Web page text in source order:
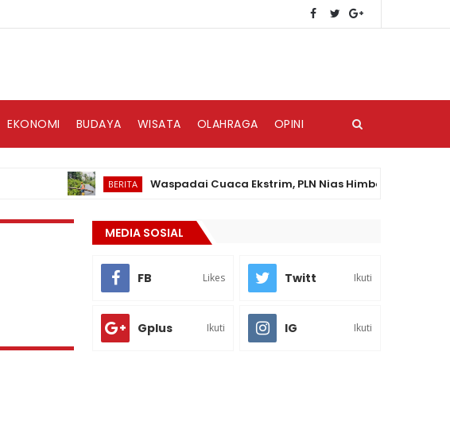
EKONOMI BUDAYA WISATA OLAHRAGA OPINI
BERITA Waspadai Cuaca Ekstrim, PLN Nias Himbau Masyarakat
MEDIA SOSIAL
FB Likes Twitt Ikuti
Gplus Ikuti IG Ikuti